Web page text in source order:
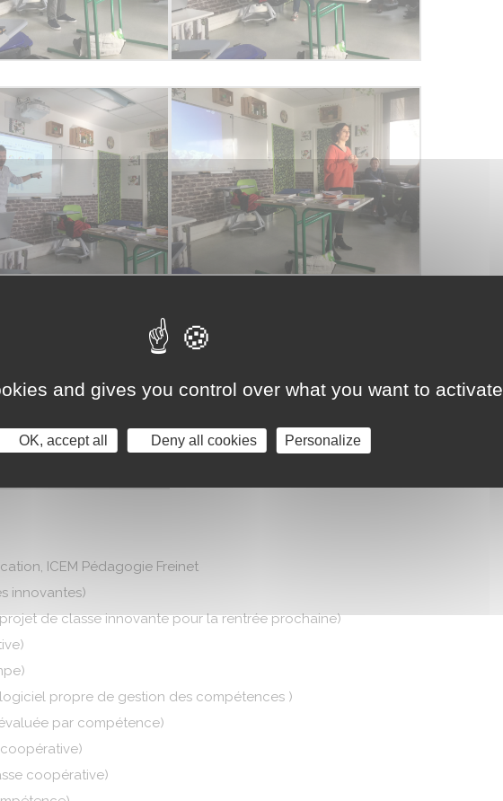
ICEM Pédagogie Freinet
innovantes)
de classe innovante pour la rentrée prochaine)
propre de gestion des compétences )
par compétence)
coopérative)
and gives you control over what you want to activate
OK, accept all Deny all cookies Personalize